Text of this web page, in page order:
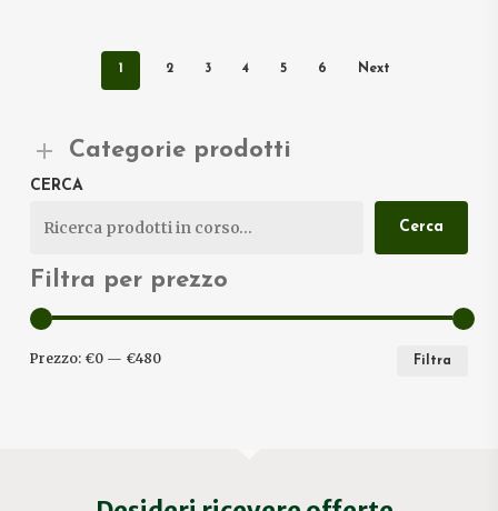
1 2 3 4 5 6 Next
Categorie prodotti
CERCA
Cerca
Filtra per prezzo
Filtra
Prezzo: €0— €480